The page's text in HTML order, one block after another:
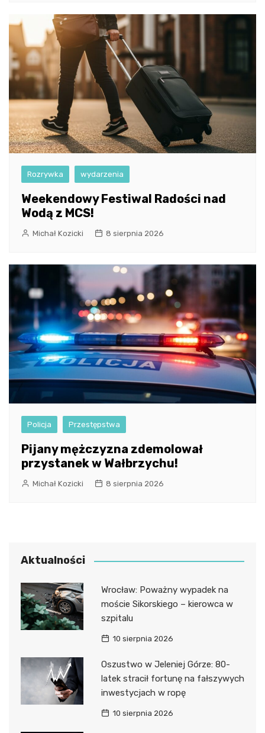
Rozrywka wydarzenia
Weekendowy Festiwal Radości nad
Wodą z MCS!
Michał Kozicki 8 sierpnia 2026
Policja Przestępstwa
Pijany mężczyzna zdemolował
przystanek w Wałbrzychu!
Michał Kozicki 8 sierpnia 2026
Aktualności
Wrocław: Poważny wypadek na
moście Sikorskiego – kierowca w
szpitalu
10 sierpnia 2026
Oszustwo w Jeleniej Górze: 80-
latek stracił fortunę na fałszywych
inwestycjach w ropę
10 sierpnia 2026